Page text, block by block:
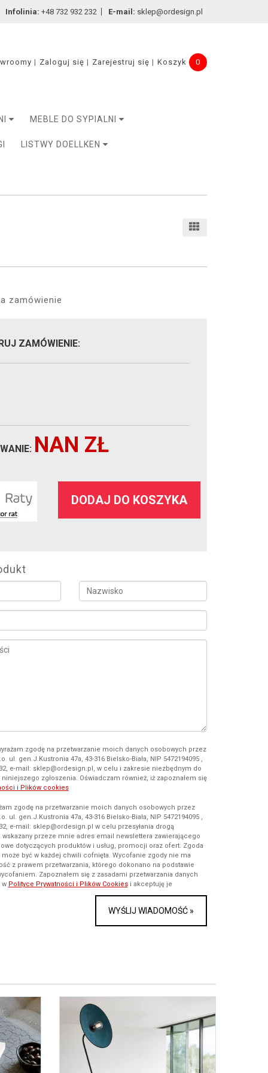
Infolinia: +48 732 932 232 E-mail: sklep@ordesign.pl
Zaloguj się Zarejestruj się Koszyk 0
MEBLE DO SYPIALNI
LISTWY DOELLKEN
zamówienie
ZAMÓWIENIE:
NAN ZŁ
DODAJ DO KOSZYKA
zgodę na przetwarzanie moich danych osobowych przez
ul. gen.J.Kustronia 47a, 43-316 Bielsko-Biała, NIP 5472194095 ,
e-mail: sklep@ordesign.pl, w celu i zakresie niezbędnym do
zgłoszenia. Oświadczam również, iż zapoznałem się
i Plików cookies
zgodę na przetwarzanie moich danych osobowych przez
ul. gen.J.Kustronia 47a, 43-316 Bielsko-Biała, NIP 5472194095 ,
e-mail: sklep@ordesign.pl w celu przesyłania drogą
przeze mnie adres email newslettera zawierającego
dotyczących produktów i usług, promocji oraz ofert. Zgoda
być w każdej chwili cofnięta. Wycofanie zgody nie ma
z prawem przetwarzania, którego dokonano na podstawie
Zapoznałem się z zasadami przetwarzania danych
w Polityce Prywatności i Plików Cookiesi akceptuję je
WYŚLIJ WIADOMOŚĆ »